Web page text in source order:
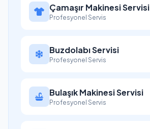
Çamaşır Makinesi Servisi
Profesyonel Servis
Buzdolabı Servisi
Profesyonel Servis
Bulaşık Makinesi Servisi
Profesyonel Servis